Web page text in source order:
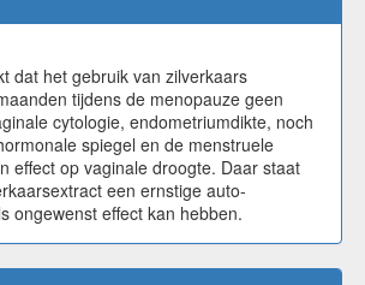
dat het gebruik van zilverkaars
tijdens de menopauze geen
cytologie, endometriumdikte, noch
spiegel en de menstruele
effect op vaginale droogte. Daar staat
een ernstige auto-
ongewenst effect kan hebben.